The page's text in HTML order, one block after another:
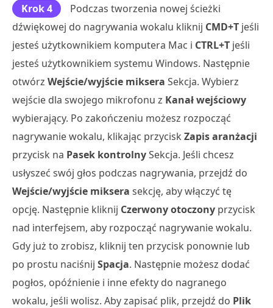
Krok 4
Podczas tworzenia nowej ścieżki
dźwiękowej do nagrywania wokalu kliknij CMD+T jeśli
jesteś użytkownikiem komputera Mac i CTRL+T jeśli
jesteś użytkownikiem systemu Windows. Następnie
otwórz Wejście/wyjście miksera Sekcja. Wybierz
wejście dla swojego mikrofonu z Kanał wejściowy
wybierający. Po zakończeniu możesz rozpocząć
nagrywanie wokalu, klikając przycisk Zapis aranżacji
przycisk na Pasek kontrolnySekcja. Jeśli chcesz
usłyszeć swój głos podczas nagrywania, przejdź do
Wejście/wyjście miksera sekcję, aby włączyć tę
opcję. Następnie kliknij Czerwony otoczony przycisk
nad interfejsem, aby rozpocząć nagrywanie wokalu.
Gdy już to zrobisz, kliknij ten przycisk ponownie lub
po prostu naciśnij Spacja. Następnie możesz dodać
pogłos, opóźnienie i inne efekty do nagranego
wokalu, jeśli wolisz. Aby zapisać plik, przejdź do Plik